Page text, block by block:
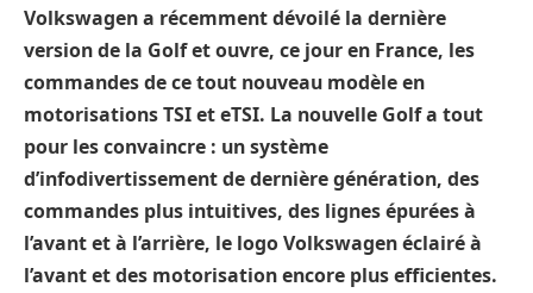
Volkswagen a récemment dévoilé la dernière
version de la Golf et ouvre, ce jour en France, les
commandes de ce tout nouveau modèle en
motorisations TSI et eTSI. La nouvelle Golf a tout
pour les convaincre : un système
d’infodivertissement de dernière génération, des
commandes plus intuitives, des lignes épurées à
l’avant et à l’arrière, le logo Volkswagen éclairé à
l’avant et des motorisation encore plus efficientes.